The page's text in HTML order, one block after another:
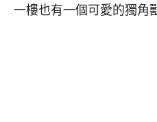
一樓也有一個可愛的獨角